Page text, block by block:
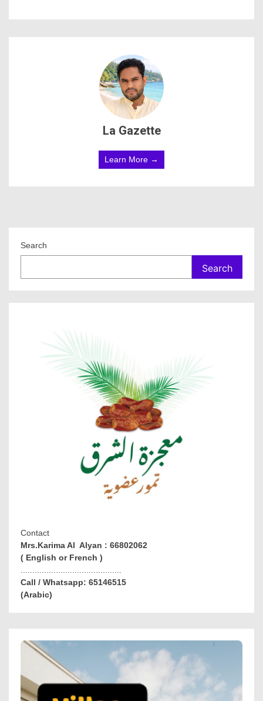
La Gazette
Learn More →
Search
Search
Contact
Mrs.Karima Al Alyan : 66802062
( English or French )
...........................................
Call / Whatsapp: 65146515
(Arabic)